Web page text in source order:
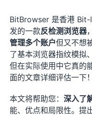
BitBrowser 是香港
发的一款反检测浏览器
管理多个账户但又不想
了基本浏览器指纹模拟
但在实际使用中它真的
面的文章详细评估一下！
本文将帮助您： 深入了
能、优点和局限性。提